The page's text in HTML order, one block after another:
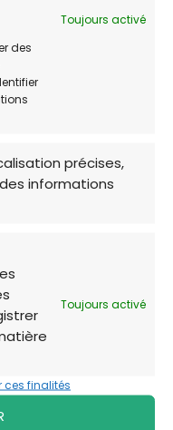
Toujours activé
des
précises,
informations
Toujours activé
ces finalités
directement
le tarif VPT.
votre
une association
dossier pour
:Une
à la charge
cliniques
ces dispositifs
lignes